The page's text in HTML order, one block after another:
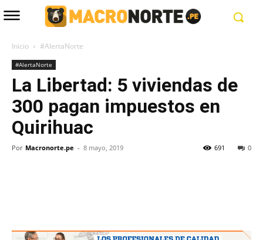
Inicio #AlertaNorte
#AlertaNorte
La Libertad: 5 viviendas de
300 pagan impuestos en
Quirihuac
Por Macronorte.pe - 8 mayo, 2019 0
691